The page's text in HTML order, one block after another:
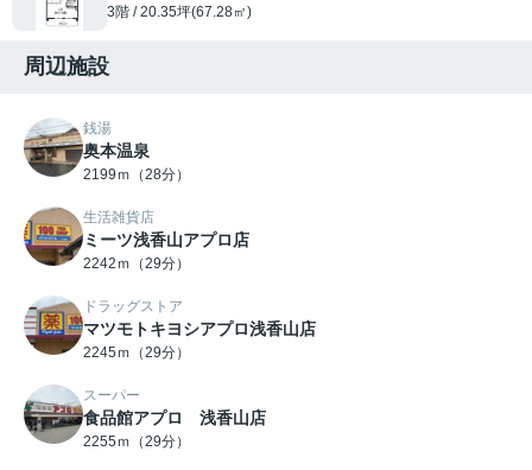
3階 / 20.35坪(67.28㎡)
周辺施設
銭湯
奥本温泉
2199ｍ（28分）
生活雑貨店
ミーツ浅香山アプロ店
2242ｍ（29分）
ドラッグストア
マツモトキヨシアプロ浅香山店
2245ｍ（29分）
スーパー
食品館アプロ 浅香山店
2255ｍ（29分）